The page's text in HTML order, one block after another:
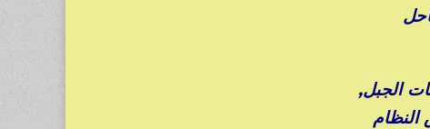
تجاه المخطوفين والـ 54 من أبناء وبنات الجبل,